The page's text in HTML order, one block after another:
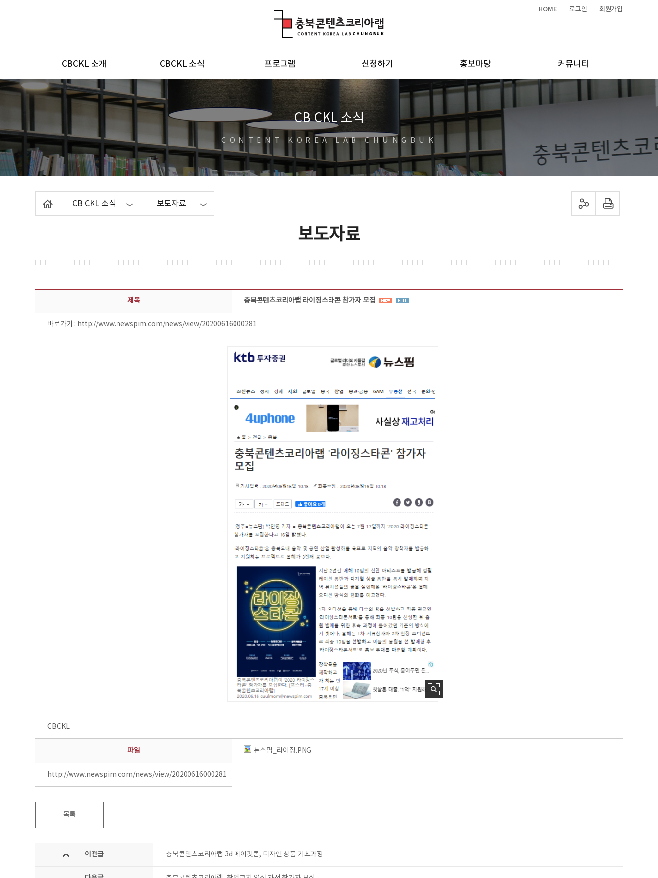
HOME 로그인 회원가입
메뉴
CBCKL 소개 CBCKL 소식 프로그램 신청하기 홍보마당 커뮤니티
CB CKL 소식
CONTENT KOREA LAB CHUNGBUK
CB CKL 소식 보도자료 sns 공유하기 프린트하기
보도자료
보도자료 상세보기 - 제목, 담당부서, 담당자, 담당연락처, 내용, 첨부파일 정보 제공
제목 충북콘텐츠코리아랩 라이징스타콘 참가자 모집
바로가기 : http://www.newspim.com/news/view/20200616000281
CBCKL
파일 뉴스핌_라이징.PNG
http://www.newspim.com/news/view/20200616000281
목록
이전글 충북콘텐츠코리아랩 3d 메이킷콘, 디자인 상품 기초과정